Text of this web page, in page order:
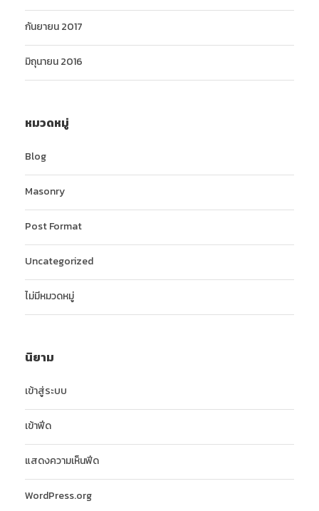
กันยายน 2017
มิถุนายน 2016
หมวดหมู่
Blog
Masonry
Post Format
Uncategorized
ไม่มีหมวดหมู่
นิยาม
เข้าสู่ระบบ
เข้าฟีด
แสดงความเห็นฟีด
WordPress.org